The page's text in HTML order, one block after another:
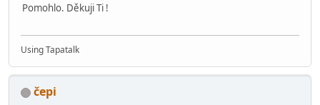
SO_RCVBUF=8192 SO_SNDBUF=8192
; message command = /bin/sh -c '/usr/bin/linpopup "%f"
domain master = auto
; idmap gid = 10000-20000
; template shell = /bin/bash
; winbind enum groups = yes
Pomohlo. Děkuji Ti !
Using Tapatalk
čepi